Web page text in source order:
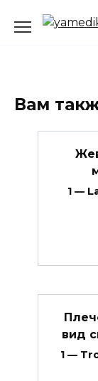
Вам
1 —
вид
1 —